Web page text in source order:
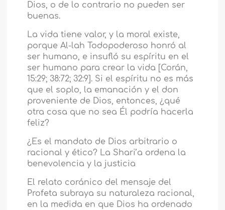
Dios, o de lo contrario no pueden ser
buenas.
La vida tiene valor, y la moral existe,
porque Al-lah Todopoderoso honró al
ser humano, e insufló su espíritu en el
ser humano para crear la vida [Corán,
15:29; 38:72; 32:9]. Si el espíritu no es más
que el soplo, la emanación y el don
proveniente de Dios, entonces, ¿qué
otra cosa que no sea Él podría hacerla
feliz?
¿Es el mandato de Dios arbitrario o
racional y ético? La Shari’a ordena la
benevolencia y la justicia
El relato coránico del mensaje del
Profeta subraya su naturaleza racional,
en la medida en que Dios ha ordenado